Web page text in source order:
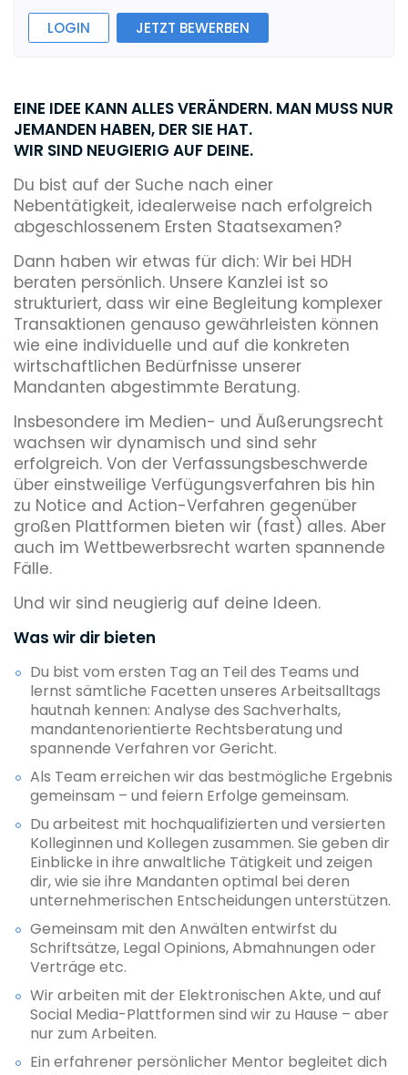
LOGIN JETZT BEWERBEN
EINE IDEE KANN ALLES VERÄNDERN. MAN MUSS NUR
JEMANDEN HABEN, DER SIE HAT.
WIR SIND NEUGIERIG AUF DEINE.
Du bist auf der Suche nach einer
Nebentätigkeit, idealerweise nach erfolgreich
abgeschlossenem Ersten Staatsexamen?
Dann haben wir etwas für dich: Wir bei HDH
beraten persönlich. Unsere Kanzlei ist so
strukturiert, dass wir eine Begleitung komplexer
Transaktionen genauso gewährleisten können
wie eine individuelle und auf die konkreten
wirtschaftlichen Bedürfnisse unserer
Mandanten abgestimmte Beratung.
Insbesondere im Medien- und Äußerungsrecht
wachsen wir dynamisch und sind sehr
erfolgreich. Von der Verfassungsbeschwerde
über einstweilige Verfügungsverfahren bis hin
zu Notice and Action-Verfahren gegenüber
großen Plattformen bieten wir (fast) alles. Aber
auch im Wettbewerbsrecht warten spannende
Fälle.
Und wir sind neugierig auf deine Ideen.
Was wir dir bieten
Du bist vom ersten Tag an Teil des Teams und
lernst sämtliche Facetten unseres Arbeitsalltags
hautnah kennen: Analyse des Sachverhalts,
mandantenorientierte Rechtsberatung und
spannende Verfahren vor Gericht.
Als Team erreichen wir das bestmögliche Ergebnis
gemeinsam – und feiern Erfolge gemeinsam.
Du arbeitest mit hochqualifizierten und versierten
Kolleginnen und Kollegen zusammen. Sie geben dir
Einblicke in ihre anwaltliche Tätigkeit und zeigen
dir, wie sie ihre Mandanten optimal bei deren
unternehmerischen Entscheidungen unterstützen.
Gemeinsam mit den Anwälten entwirfst du
Schriftsätze, Legal Opinions, Abmahnungen oder
Verträge etc.
Wir arbeiten mit der Elektronischen Akte, und auf
Social Media-Plattformen sind wir zu Hause – aber
nur zum Arbeiten.
Ein erfahrener persönlicher Mentor begleitet dich